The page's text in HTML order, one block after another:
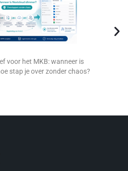
voor het MKB: wanneer is
stap je over zonder chaos?